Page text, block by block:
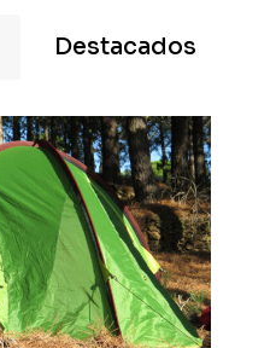
Destacados